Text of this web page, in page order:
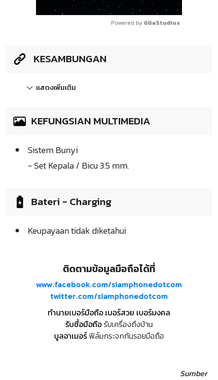
Powered by GliaStudios
KESAMBUNGAN
แสดงเพิ่มเติม
KEFUNGSIAN MULTIMEDIA
Sistem Bunyi
- Set Kepala / Bicu 3.5 mm.
Bateri - Charging
Keupayaan tidak diketahui
ติดตามข้อมูลมือถือได้ที่
www.facebook.com/siamphonedotcom
twitter.com/siamphonedotcom
ทำนายเบอร์มือถือ เบอร์สวย เบอร์มงคล
รับซื้อมือถือรับเครื่องถึงบ้าน
บูลอาเมอร์ฟิล์มกระจกกันรอยมือถือ
Sumber